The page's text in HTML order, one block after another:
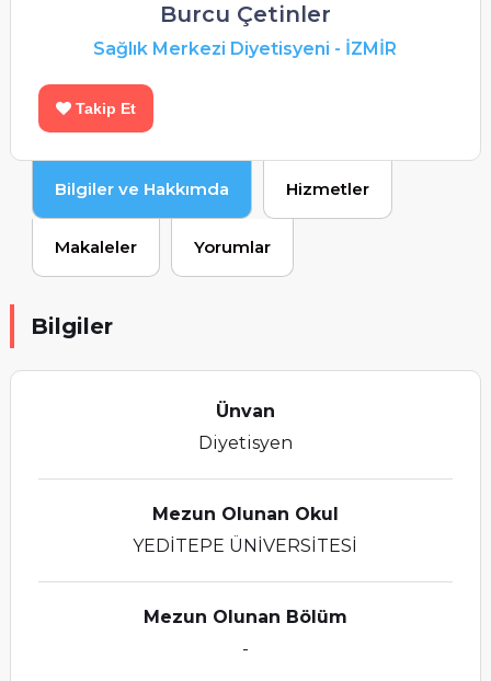
Burcu Çetinler
Sağlık Merkezi Diyetisyeni - İZMİR
Takip Et
Bilgiler ve Hakkımda Hizmetler
Makaleler Yorumlar
Bilgiler
Ünvan
Diyetisyen
Mezun Olunan Okul
YEDİTEPE ÜNİVERSİTESİ
Mezun Olunan Bölüm
-